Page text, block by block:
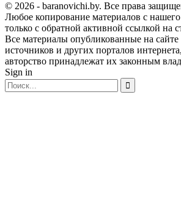
© 2026 - baranovichi.by. Все права
Любое копирование материалов с нашего
только с обратной активной ссылкой на
Все материалы опубликованные на
источников и других порталов
авторство принадлежат их законным
Sign in